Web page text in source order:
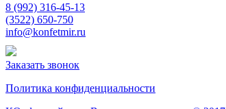
8 (992) 316-45-13
(3522) 650-750
info@konfetmir.ru
Заказать звонок
Политика конфиденциальности